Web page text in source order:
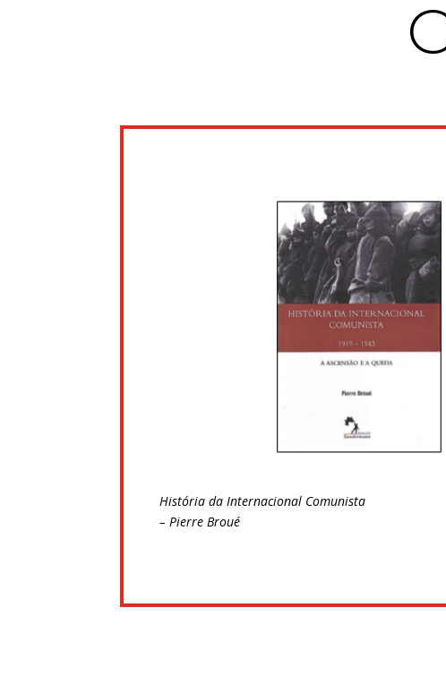
História da Internacional Comunista
– Pierre Broué